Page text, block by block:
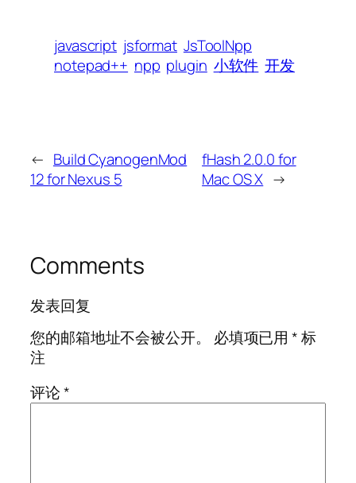
javascript jsformat JsToolNpp
notepad++ npp plugin 小软件 开发
← Build CyanogenMod
12 for Nexus 5
fHash 2.0.0 for
Mac OS X →
Comments
发表回复
您的邮箱地址不会被公开。
必填项已用*标
注
评论*